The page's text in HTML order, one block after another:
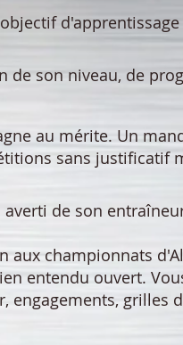
de son niveau, de
au mérite. Un
sans justificatif
averti de son
championnats
entendu ouvert.
engagements, grilles